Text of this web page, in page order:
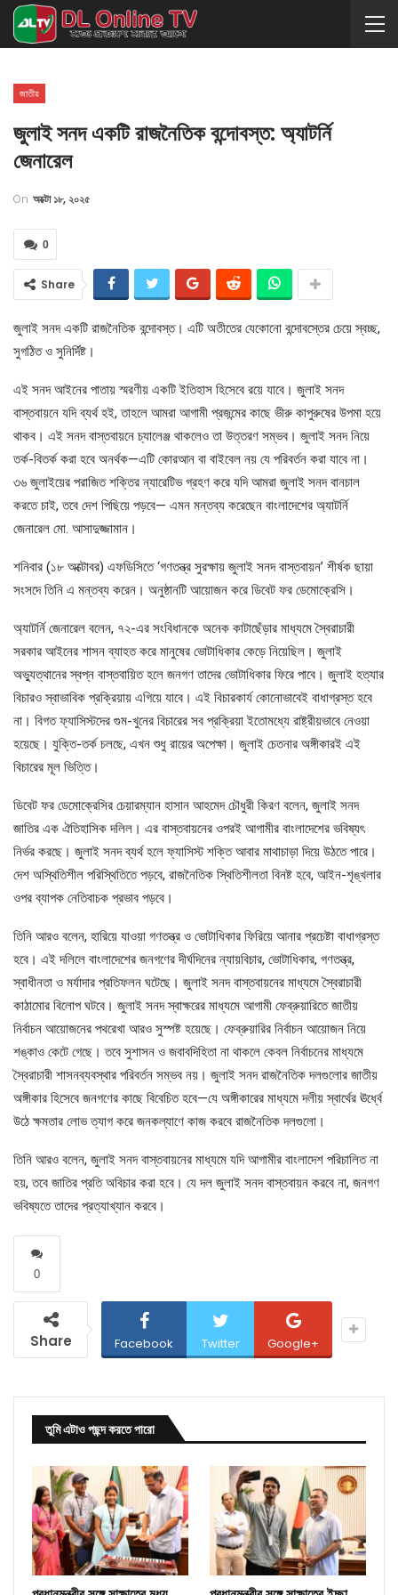
জাতীয়
জুলাই সনদ একটি রাজনৈতিক বন্দোবস্ত: অ্যাটর্নি
জেনারেল
On অক্টো ১৮, ২০২৫
0
Share
জুলাই সনদ একটি রাজনৈতিক বন্দোবস্ত। এটি অতীতের যেকোনো বন্দোবস্তের চেয়ে স্বচ্ছ,
সুগঠিত ও সুনির্দিষ্ট।
এই সনদ আইনের পাতায় স্মরণীয় একটি ইতিহাস হিসেবে রয়ে যাবে। জুলাই সনদ
বাস্তবায়নে যদি ব্যর্থ হই, তাহলে আমরা আগামী প্রজন্মের কাছে ভীরু কাপুরুষের উপমা হয়ে
থাকব। এই সনদ বাস্তবায়নে চ্যালেঞ্জ থাকলেও তা উত্তরণ সম্ভব। জুলাই সনদ নিয়ে
তর্ক-বিতর্ক করা হবে অনর্থক—এটি কোরআন বা বাইবেল নয় যে পরিবর্তন করা যাবে না।
৩৬ জুলাইয়ের পরাজিত শক্তির ন্যারেটিভ গ্রহণ করে যদি আমরা জুলাই সনদ বানচাল
করতে চাই, তবে দেশ পিছিয়ে পড়বে— এমন মন্তব্য করেছেন বাংলাদেশের অ্যাটর্নি
জেনারেল মো. আসাদুজ্জামান।
শনিবার (১৮ অক্টোবর) এফডিসিতে ‘গণতন্ত্র সুরক্ষায় জুলাই সনদ বাস্তবায়ন’ শীর্ষক ছায়া
সংসদে তিনি এ মন্তব্য করেন। অনুষ্ঠানটি আয়োজন করে ডিবেট ফর ডেমোক্রেসি।
অ্যাটর্নি জেনারেল বলেন, ৭২-এর সংবিধানকে অনেক কাটাছেঁড়ার মাধ্যমে স্বৈরাচারী
সরকার আইনের শাসন ব্যাহত করে মানুষের ভোটাধিকার কেড়ে নিয়েছিল। জুলাই
অভ্যুত্থানের স্বপ্ন বাস্তবায়িত হলে জনগণ তাদের ভোটাধিকার ফিরে পাবে। জুলাই হত্যার
বিচারও স্বাভাবিক প্রক্রিয়ায় এগিয়ে যাবে। এই বিচারকার্য কোনোভাবেই বাধাগ্রস্ত হবে
না। বিগত ফ্যাসিস্টদের গুম-খুনের বিচারের সব প্রক্রিয়া ইতোমধ্যে রাষ্ট্রীয়ভাবে নেওয়া
হয়েছে। যুক্তি-তর্ক চলছে, এখন শুধু রায়ের অপেক্ষা। জুলাই চেতনার অঙ্গীকারই এই
বিচারের মূল ভিত্তি।
ডিবেট ফর ডেমোক্রেসির চেয়ারম্যান হাসান আহমেদ চৌধুরী কিরণ বলেন, জুলাই সনদ
জাতির এক ঐতিহাসিক দলিল। এর বাস্তবায়নের ওপরই আগামীর বাংলাদেশের ভবিষ্যৎ
নির্ভর করছে। জুলাই সনদ ব্যর্থ হলে ফ্যাসিস্ট শক্তি আবার মাথাচাড়া দিয়ে উঠতে পারে।
দেশ অস্থিতিশীল পরিস্থিতিতে পড়বে, রাজনৈতিক স্থিতিশীলতা বিনষ্ট হবে, আইন-শৃঙ্খলার
ওপর ব্যাপক নেতিবাচক প্রভাব পড়বে।
তিনি আরও বলেন, হারিয়ে যাওয়া গণতন্ত্র ও ভোটাধিকার ফিরিয়ে আনার প্রচেষ্টা বাধাগ্রস্ত
হবে। এই দলিলে বাংলাদেশের জনগণের দীর্ঘদিনের ন্যায়বিচার, ভোটাধিকার, গণতন্ত্র,
স্বাধীনতা ও মর্যাদার প্রতিফলন ঘটেছে। জুলাই সনদ বাস্তবায়নের মাধ্যমে স্বৈরাচারী
কাঠামোর বিলোপ ঘটবে। জুলাই সনদ স্বাক্ষরের মাধ্যমে আগামী ফেব্রুয়ারিতে জাতীয়
নির্বাচন আয়োজনের পথরেখা আরও সুস্পষ্ট হয়েছে। ফেব্রুয়ারির নির্বাচন আয়োজন নিয়ে
শঙ্কাও কেটে গেছে। তবে সুশাসন ও জবাবদিহিতা না থাকলে কেবল নির্বাচনের মাধ্যমে
স্বৈরাচারী শাসনব্যবস্থার পরিবর্তন সম্ভব নয়। জুলাই সনদ রাজনৈতিক দলগুলোর জাতীয়
অঙ্গীকার হিসেবে জনগণের কাছে বিবেচিত হবে—যে অঙ্গীকারের মাধ্যমে দলীয় স্বার্থের ঊর্ধ্বে
উঠে ক্ষমতার লোভ ত্যাগ করে জনকল্যাণে কাজ করবে রাজনৈতিক দলগুলো।
তিনি আরও বলেন, জুলাই সনদ বাস্তবায়নের মাধ্যমে যদি আগামীর বাংলাদেশ পরিচালিত না
হয়, তবে জাতির প্রতি অবিচার করা হবে। যে দল জুলাই সনদ বাস্তবায়ন করবে না, জনগণ
ভবিষ্যতে তাদের প্রত্যাখ্যান করবে।
0
Share Facebook Twitter Google+
তুমি এটাও পছন্দ করতে পারো